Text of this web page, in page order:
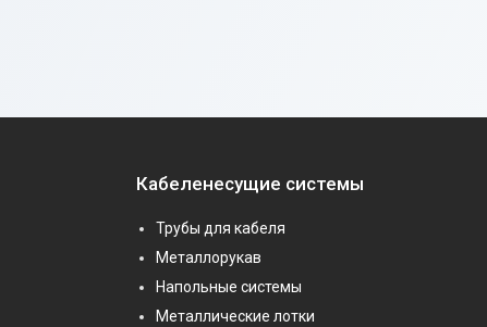
Кабеленесущие системы
Трубы для кабеля
Металлорукав
Напольные системы
Металлические лотки